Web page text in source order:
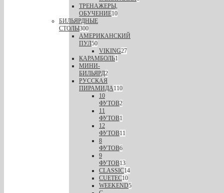
ТРЕНАЖЕРЫ,
ОБУЧЕНИЕ10
БИЛЬЯРДНЫЕ
СТОЛЫ300
АМЕРИКАНСКИЙ
ПУЛ50
VIKING27
КАРАМБОЛЬ1
МИНИ-
БИЛЬЯРД2
РУССКАЯ
ПИРАМИДА110
10
ФУТОВ2
11
ФУТОВ1
12
ФУТОВ11
8
ФУТОВ6
9
ФУТОВ13
CLASSIC14
CUETEC10
WEEKEND5